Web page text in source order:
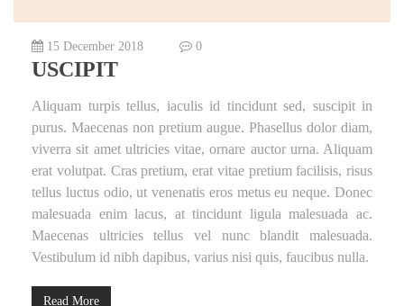
15 December 2018 0
USCIPIT
Aliquam turpis tellus, iaculis id tincidunt sed, suscipit in
purus. Maecenas non pretium augue. Phasellus dolor diam,
viverra sit amet ultricies vitae, ornare auctor urna. Aliquam
erat volutpat. Cras pretium, erat vitae pretium facilisis, risus
tellus luctus odio, ut venenatis eros metus eu neque. Donec
malesuada enim lacus, at tincidunt ligula malesuada ac.
Maecenas ultricies tellus vel nunc blandit malesuada.
Vestibulum id nibh dapibus, varius nisi quis, faucibus nulla.
Read More